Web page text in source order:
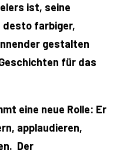
ist, seine
desto farbiger,
gestalten
für das
eine neue Rolle: Er
applaudieren,
Der